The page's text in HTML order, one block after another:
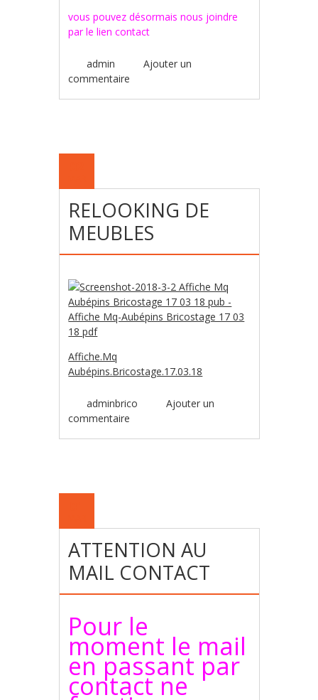
vous pouvez désormais nous joindre
par le lien contact
admin
Ajouter un
commentaire
RELOOKING DE
MEUBLES
Affiche.Mq
Aubépins.Bricostage.17.03.18
adminbrico
Ajouter un
commentaire
ATTENTION AU
MAIL CONTACT
Pour le
moment le mail
en passant par
contact ne